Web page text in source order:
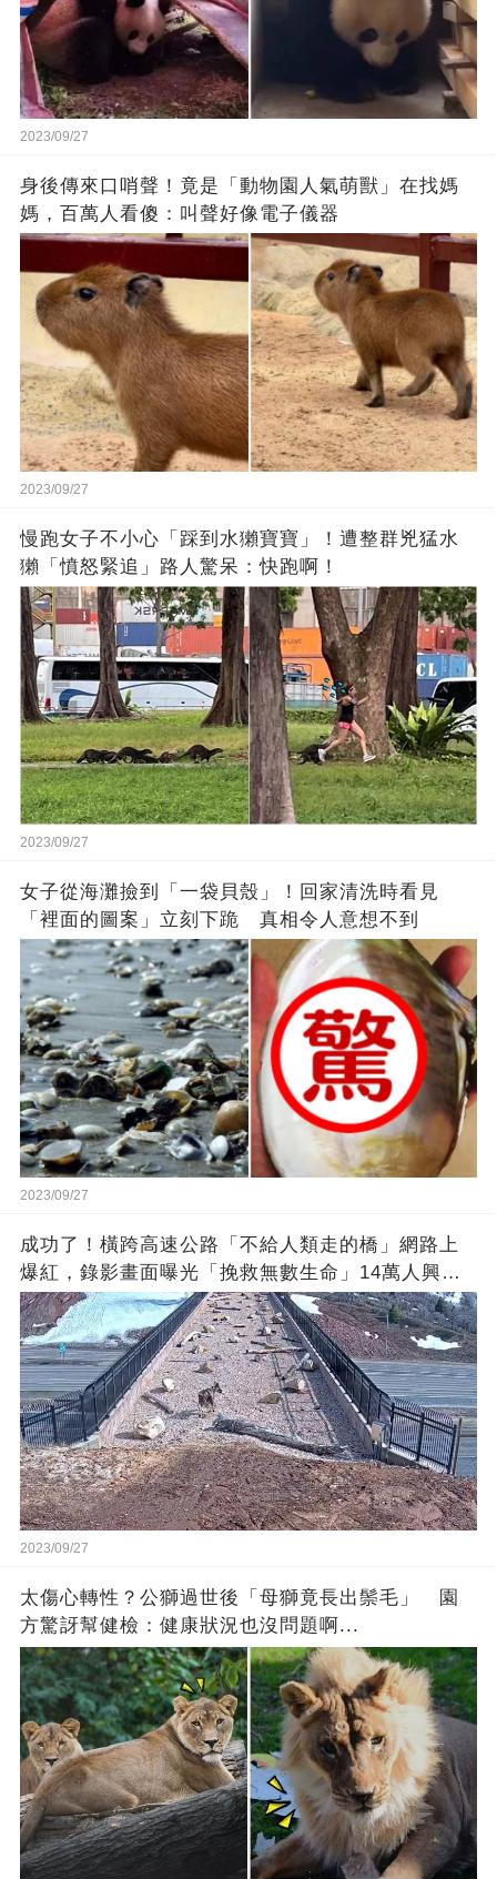
2023/09/27
身後傳來口哨聲！竟是「動物園人氣萌獸」在找媽
媽，百萬人看傻：叫聲好像電子儀器
2023/09/27
慢跑女子不小心「踩到水獺寶寶」！遭整群兇猛水
獺「憤怒緊追」路人驚呆：快跑啊！
2023/09/27
女子從海灘撿到「一袋貝殼」！回家清洗時看見
「裡面的圖案」立刻下跪 真相令人意想不到
2023/09/27
成功了！橫跨高速公路「不給人類走的橋」網路上
爆紅，錄影畫面曝光「挽救無數生命」14萬人興奮
歡呼
2023/09/27
太傷心轉性？公獅過世後「母獅竟長出鬃毛」 園
方驚訝幫健檢：健康狀況也沒問題啊...